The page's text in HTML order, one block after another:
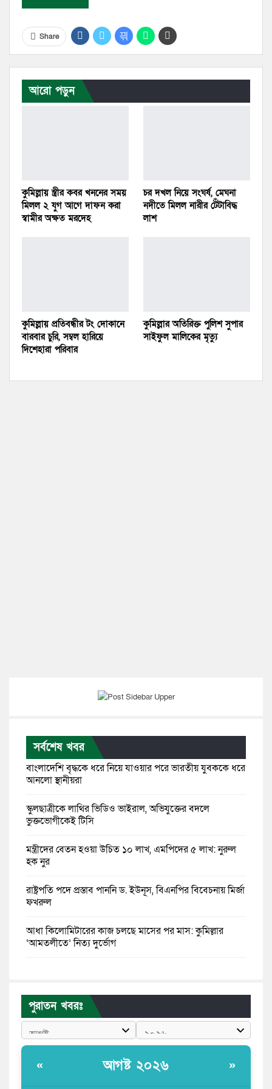
Share
আরো পড়ুন
কুমিল্লায় স্ত্রীর কবর খননের সময়
মিলল ২ যুগ আগে দাফন করা
স্বামীর অক্ষত মরদেহ
চর দখল নিয়ে সংঘর্ষ, মেঘনা
নদীতে মিলল নারীর টেঁটাবিদ্ধ
লাশ
কুমিল্লায় প্রতিবন্ধীর টং দোকানে
বারবার চুরি, সম্বল হারিয়ে
দিশেহারা পরিবার
কুমিল্লার অতিরিক্ত পুলিশ সুপার
সাইফুল মালিকের মৃত্যু
সর্বশেষ খবর
বাংলাদেশি বৃদ্ধকে ধরে নিয়ে যাওয়ার পরে ভারতীয় যুবককে ধরে
আনলো স্থানীয়রা
স্কুলছাত্রীকে লাথির ভিডিও ভাইরাল, অভিযুক্তের বদলে
ভুক্তভোগীকেই টিসি
মন্ত্রীদের বেতন হওয়া উচিত ১০ লাখ, এমপিদের ৫ লাখ: নুরুল
হক নুর
রাষ্ট্রপতি পদে প্রস্তাব পাননি ড. ইউনূস, বিএনপির বিবেচনায় মির্জা
ফখরুল
আধা কিলোমিটারের কাজ চলছে মাসের পর মাস: কুমিল্লার
‘আমতলীতে’ নিত্য দুর্ভোগ
পুলিশকে পিটিয়ে রক্তাক্ত করেছি এ দৃশ্য কি আপনারা দেখেননি:
এনসিপি নেতা
পুরাতন খবরঃ
« আগষ্ট ২০২৬ »